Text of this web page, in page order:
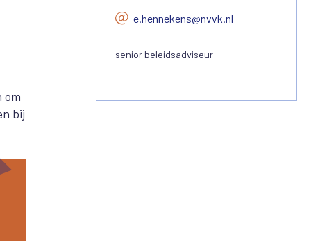
om
bij
e.hennekens@nvvk.nl
senior beleidsadviseur